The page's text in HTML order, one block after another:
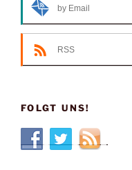
by Email
RSS
FOLGT UNS!